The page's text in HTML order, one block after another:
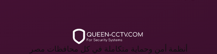
أنظمة أمن وحماية متكاملة في كل محافظات مصر